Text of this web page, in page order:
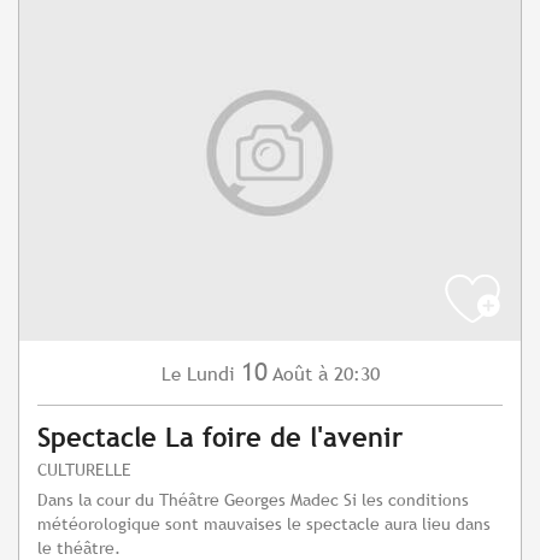
Le Lundi 10 Août à 20:30
Spectacle La foire de l'avenir
CULTURELLE
Dans la cour du Théâtre Georges Madec Si les conditions
météorologique sont mauvaises le spectacle aura lieu dans
le théâtre.